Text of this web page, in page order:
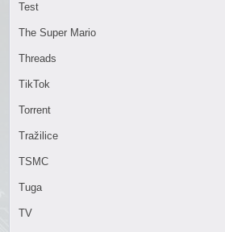
Test
The Super Mario
Threads
TikTok
Torrent
Tražilice
TSMC
Tuga
TV